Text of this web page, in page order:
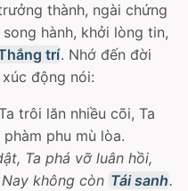
thành, ngài chứng
hành, khởi lòng tin,
trí. Nhớ đến đời
động nói:
trôi lăn nhiều cõi, Ta
phu mù lòa.
Ta phá vỡ luân hồi,
không còn Tái sanh.